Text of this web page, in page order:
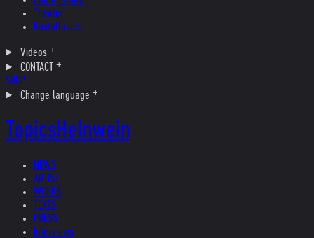
Theater
Kristallnacht
Videos
CONTACT
SHOP
Change language
TopicsHelnwein
NEWS
ARTIST
WORKS
TEXTS
PRESS
Interviews